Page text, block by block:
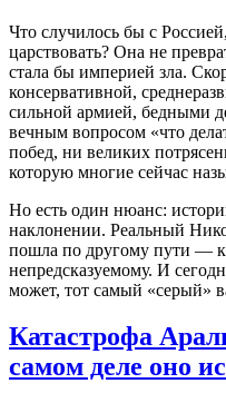
Что случилось бы с
царствовать? Она не
стала бы империей зла.
консервативной,
сильной армией, бедными
вечным вопросом «что
побед, ни великих
которую многие сейчас
Но есть один нюанс:
наклонении. Реальный
пошла по другому пути —
непредсказуемому. И
может, тот самый «серый»
Катастрофа
самом деле оно